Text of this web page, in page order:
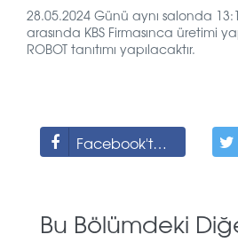
28.05.2024 Günü aynı salonda
arasında KBS Firmasınca üretimi
ROBOT tanıtımı yapılacaktır.
Facebook'ta Paylaş
Bu Bölümdeki